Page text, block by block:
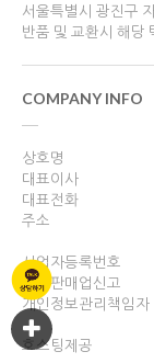
서울특별시 광진구
반품 및 교환시 해당
COMPANY INFO
상호명
대표이사
대표전화
주소
사업자등록번호
통신판매업신고
개인정보관리책임자
호스팅제공